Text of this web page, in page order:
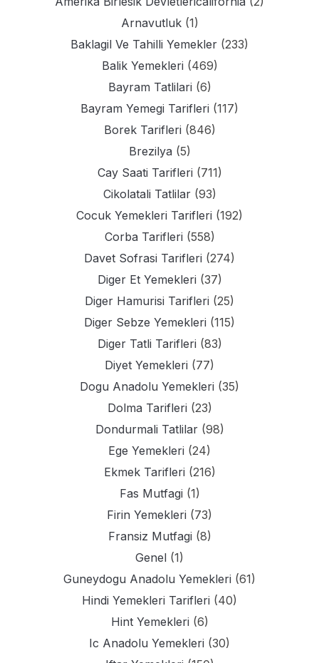
Arnavutluk(1)
Baklagil Ve Tahilli Yemekler (233)
Balik Yemekleri (469)
Bayram Tatlilari (6)
Bayram Yemegi Tarifleri (117)
Borek Tarifleri (846)
Brezilya (5)
Cay Saati Tarifleri (711)
Cikolatali Tatlilar(93)
Cocuk Yemekleri Tarifleri (192)
Corba Tarifleri (558)
Davet Sofrasi Tarifleri (274)
Diger Et Yemekleri (37)
Diger Hamurisi Tarifleri (25)
Diger Sebze Yemekleri (115)
Diger Tatli Tarifleri (83)
Diyet Yemekleri (77)
Dogu Anadolu Yemekleri (35)
Dolma Tarifleri (23)
Dondurmali Tatlilar(98)
Ege Yemekleri (24)
Ekmek Tarifleri (216)
Fas Mutfagi (1)
Firin Yemekleri (73)
Fransiz Mutfagi (8)
Genel (1)
Guneydogu Anadolu Yemekleri (61)
Hindi Yemekleri Tarifleri (40)
Hint Yemekleri (6)
Ic Anadolu Yemekleri (30)